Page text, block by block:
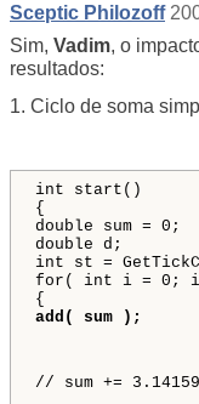
Sceptic Philozoff
Sim, Vadim, o
resultados:
1. Ciclo de soma
int start()
{
double sum = 0;
double d;
int st =
for( int i = 0; i
{
add( sum );
// sum +=